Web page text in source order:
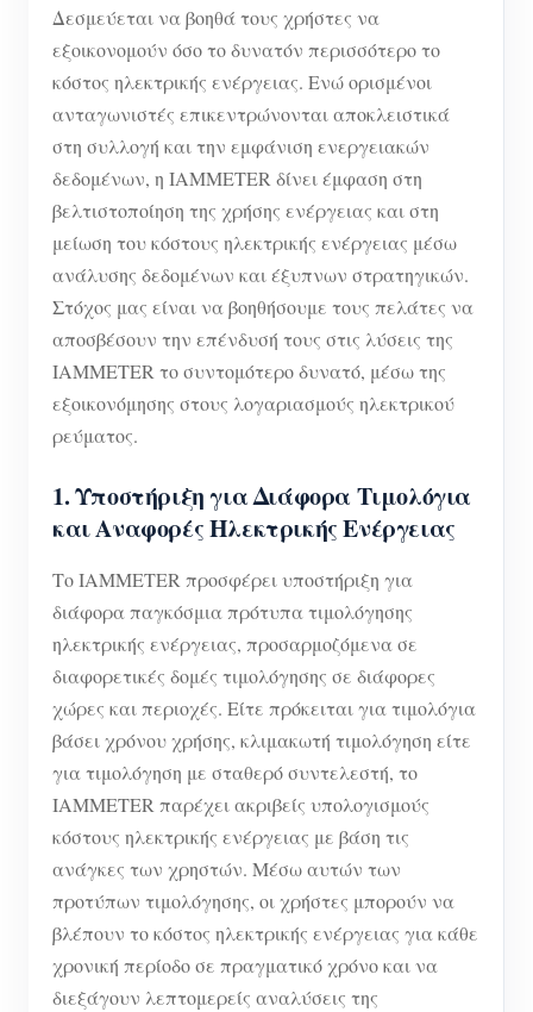
Δεσμεύεται να βοηθά τους χρήστες να
εξοικονομούν όσο το δυνατόν περισσότερο το
κόστος ηλεκτρικής ενέργειας. Ενώ ορισμένοι
ανταγωνιστές επικεντρώνονται αποκλειστικά
στη συλλογή και την εμφάνιση ενεργειακών
δεδομένων, η IAMMETER δίνει έμφαση στη
βελτιστοποίηση της χρήσης ενέργειας και στη
μείωση του κόστους ηλεκτρικής ενέργειας μέσω
ανάλυσης δεδομένων και έξυπνων στρατηγικών.
Στόχος μας είναι να βοηθήσουμε τους πελάτες να
αποσβέσουν την επένδυσή τους στις λύσεις της
IAMMETER το συντομότερο δυνατό, μέσω της
εξοικονόμησης στους λογαριασμούς ηλεκτρικού
ρεύματος.
1. Υποστήριξη για Διάφορα Τιμολόγια
και Αναφορές Ηλεκτρικής Ενέργειας
Το IAMMETER προσφέρει υποστήριξη για
διάφορα παγκόσμια πρότυπα τιμολόγησης
ηλεκτρικής ενέργειας, προσαρμοζόμενα σε
διαφορετικές δομές τιμολόγησης σε διάφορες
χώρες και περιοχές. Είτε πρόκειται για τιμολόγια
βάσει χρόνου χρήσης, κλιμακωτή τιμολόγηση είτε
για τιμολόγηση με σταθερό συντελεστή, το
IAMMETER παρέχει ακριβείς υπολογισμούς
κόστους ηλεκτρικής ενέργειας με βάση τις
ανάγκες των χρηστών. Μέσω αυτών των
προτύπων τιμολόγησης, οι χρήστες μπορούν να
βλέπουν το κόστος ηλεκτρικής ενέργειας για κάθε
χρονική περίοδο σε πραγματικό χρόνο και να
διεξάγουν λεπτομερείς αναλύσεις της